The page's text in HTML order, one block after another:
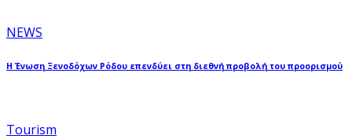
NEWS
Η Ένωση Ξενοδόχων Ρόδου επενδύει στη διεθνή προβολή του προορισμού
Tourism